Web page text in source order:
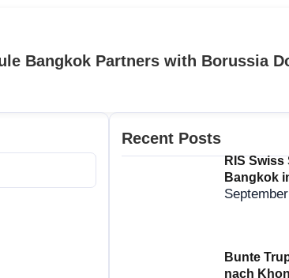
Bangkok Partners with Borussia
Recent Posts
RIS
Bangkok
Bunte
nach